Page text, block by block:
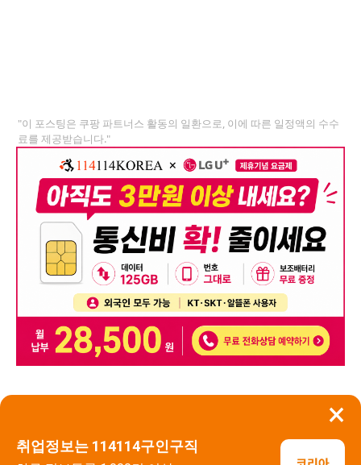
×
취업정보는 114114구인구직
"이 포스팅은 쿠팡 파트너스 활동의 일환으로, 이에 따른 일정액의 수수
료를 제공받습니다."